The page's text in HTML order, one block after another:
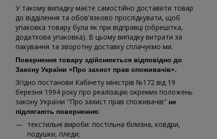
У такому випадку маєте самостійно доставити товар
до відділення та обов'язково прослідкувати, щоб
упаковка товару була як при відправці (обрешітка,
додаткова упаковка). В цьому випадку витрати за
пакування та зворотну доставку сплачуємо ми.
Повернення товару здійснюється відповідно до
Закону України «Про захист прав споживачів».
Згідно постанови Кабінету міністрів №172 від 19
березня 1994 року про реалізацію окремих положень
закону України "Про захист прав споживачів" не
підлягають поверненню:
текстильні вироби: постільна білизна, ковдри,
подушки, пледи;